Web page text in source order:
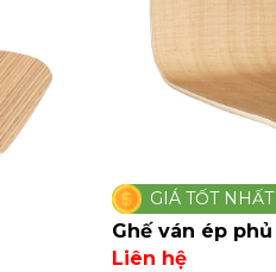
GIÁ TỐT NHẤT
Ghế ván ép
Liên hệ